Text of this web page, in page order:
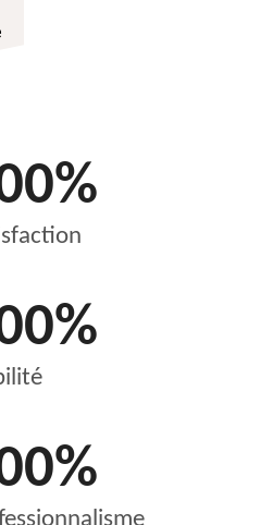
%
%
%